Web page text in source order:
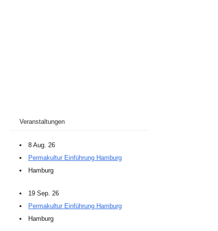
Veranstaltungen
8 Aug. 26
Permakultur Einführung Hamburg
Hamburg
19 Sep. 26
Permakultur Einführung Hamburg
Hamburg